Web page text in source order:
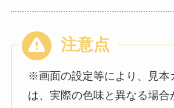
※画面の設定等により、見本
は、実際の色味と異なる場合